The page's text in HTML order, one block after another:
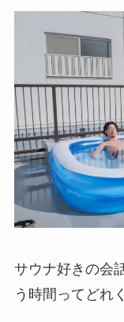
サウナ好きの会
う時間ってどれ